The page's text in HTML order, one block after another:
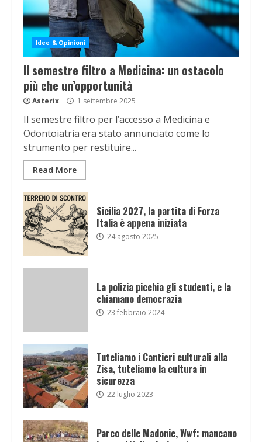
Idee & Opinioni
Il semestre filtro a Medicina: un ostacolo
più che un’opportunità
Asterix 1 settembre 2025
Il semestre filtro per l’accesso a Medicina e
Odontoiatria era stato annunciato come lo
strumento per restituire...
Read More
Sicilia 2027, la partita di Forza
Italia è appena iniziata
24 agosto 2025
La polizia picchia gli studenti, e la
chiamano democrazia
23 febbraio 2024
Tuteliamo i Cantieri culturali alla
Zisa, tuteliamo la cultura in
sicurezza
22 luglio 2023
Parco delle Madonie, Wwf: mancano